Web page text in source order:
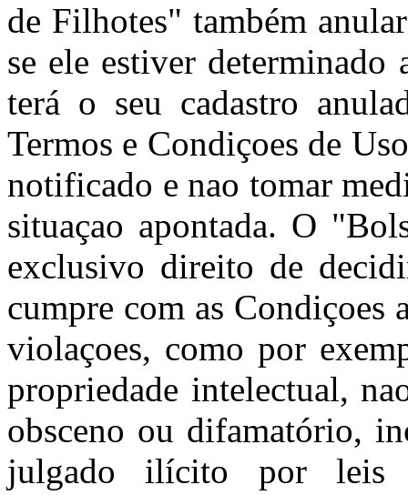
de Filhotes" também
se ele estiver
terá o seu cadastro
Termos e Condiçoes de
notificado e nao tomar
situaçao apontada. O
exclusivo direito de
cumpre com as Condiçoes
violaçoes, como por
propriedade intelectual,
obsceno ou difamatório,
julgado ilícito por leis